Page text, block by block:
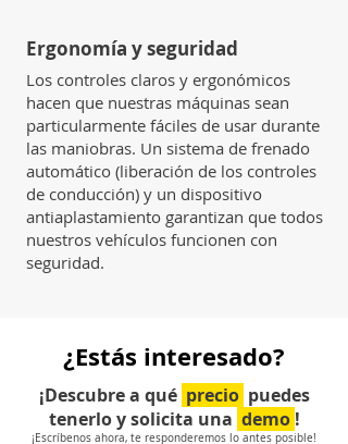
Ergonomía y seguridad
Los controles claros y ergonómicos
hacen que nuestras máquinas sean
particularmente fáciles de usar durante
las maniobras. Un sistema de frenado
automático (liberación de los controles
de conducción) y un dispositivo
antiaplastamiento garantizan que todos
nuestros vehículos funcionen con
seguridad.
¿Estás interesado?
¡Descubre a qué precio puedes
tenerlo y solicita una demo !
¡Escríbenos ahora, te responderemos lo antes posible!